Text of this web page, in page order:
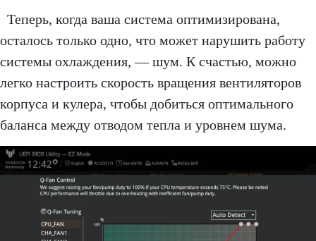
Теперь, когда ваша система оптимизирована,
осталось только одно, что может нарушить работу
системы охлаждения, — шум. К счастью, можно
легко настроить скорость вращения вентиляторов
корпуса и кулера, чтобы добиться оптимального
баланса между отводом тепла и уровнем шума.